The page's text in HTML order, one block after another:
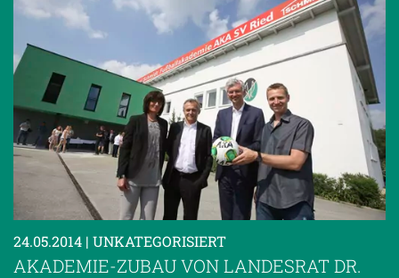
24.05.2014 | UNKATEGORISIERT
AKADEMIE-ZUBAU VON LANDESRAT DR.